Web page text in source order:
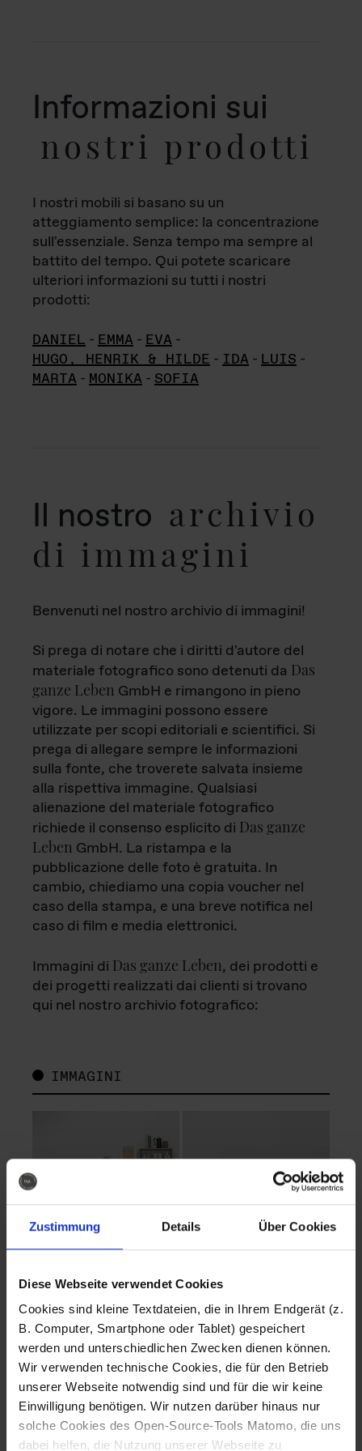
Zustimmung Details Über Cookies
Diese Webseite verwendet Cookies
Cookies sind kleine Textdateien, die in Ihrem Endgerät (z.
B. Computer, Smartphone oder Tablet) gespeichert
werden und unterschiedlichen Zwecken dienen können.
Wir verwenden technische Cookies, die für den Betrieb
unserer Webseite notwendig sind und für die wir keine
Einwilligung benötigen. Wir nutzen darüber hinaus nur
solche Cookies des Open-Source-Tools Matomo, die uns
dabei helfen, die Nutzung unserer Webseite zu
Informazioni sui
nostri prodotti
I nostri mobili si basano su un
atteggiamento semplice: la concentrazione
sull'essenziale. Senza tempo ma sempre al
battito del tempo. Qui potete scaricare
ulteriori informazioni su tutti i nostri
prodotti:
DANIEL - EMMA - EVA -
HUGO, HENRIK & HILDE - IDA - LUIS -
MARTA - MONIKA - SOFIA
Il nostro archivio
di immagini
Benvenuti nel nostro archivio di immagini!
Si prega di notare che i diritti d'autore del
materiale fotografico sono detenuti da Das
ganze Leben GmbH e rimangono in pieno
vigore. Le immagini possono essere
utilizzate per scopi editoriali e scientifici. Si
prega di allegare sempre le informazioni
sulla fonte, che troverete salvata insieme
alla rispettiva immagine. Qualsiasi
alienazione del materiale fotografico
richiede il consenso esplicito di Das ganze
Leben GmbH. La ristampa e la
pubblicazione delle foto è gratuita. In
cambio, chiediamo una copia voucher nel
caso della stampa, e una breve notifica nel
caso di film e media elettronici.
Immagini di Das ganze Leben, dei prodotti e
dei progetti realizzati dai clienti si trovano
qui nel nostro archivio fotografico:
IMMAGINI
Fotografo: Lorenz
Sternbach
Download
Fotografo: Lorenz
Sternbach
Download